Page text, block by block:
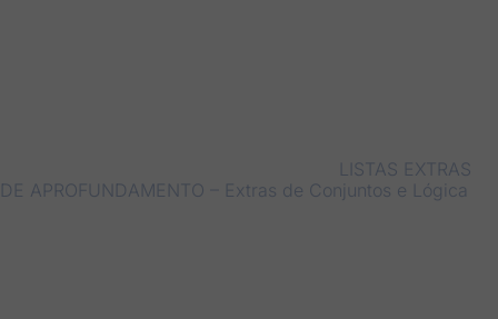
LISTAS EXTRAS
DE APROFUNDAMENTO – Extras de Conjuntos e Lógica